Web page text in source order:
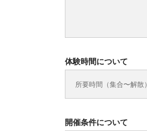
体験時間について
所要時間（集合〜解散）
開催条件について